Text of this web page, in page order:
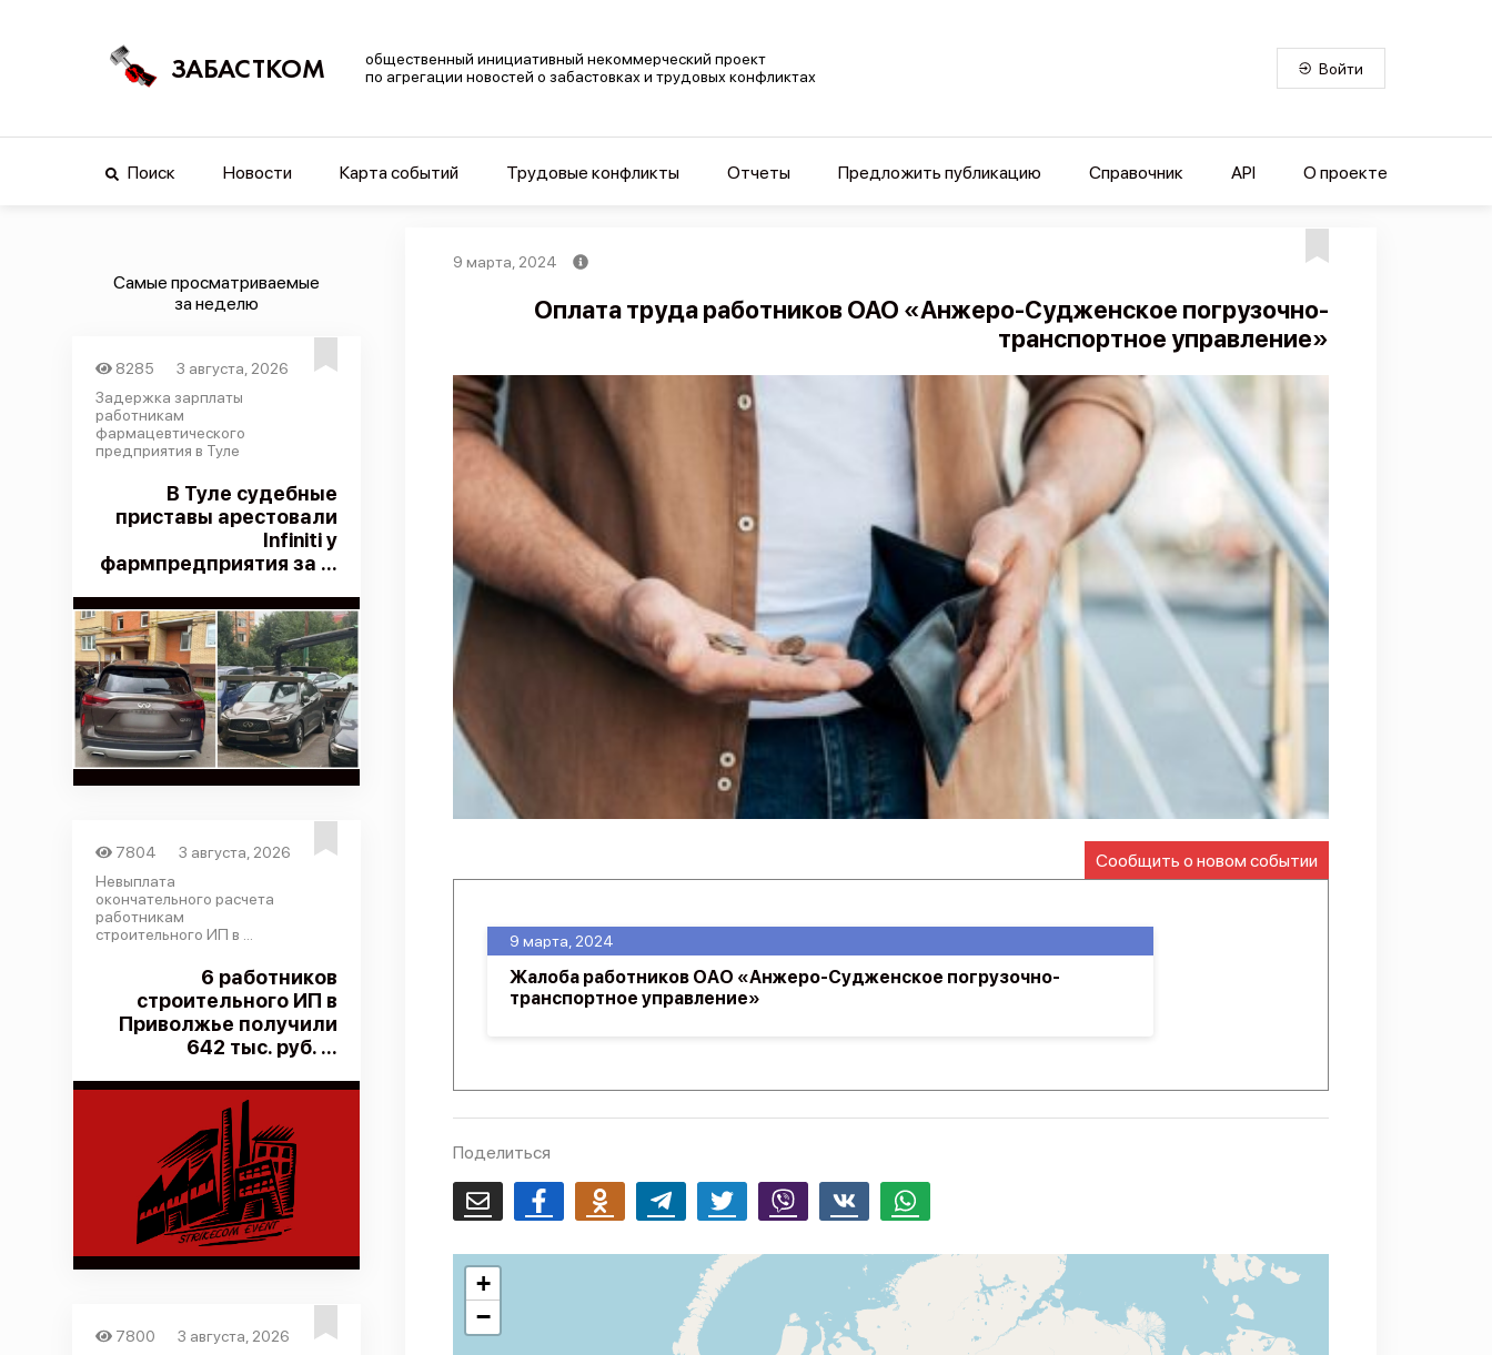
ЗАБАСТКОМ
общественный инициативный некоммерческий проект
по агрегации новостей о забастовках и трудовых конфликтах
Войти
Поиск Новости Карта событий Трудовые конфликты Отчеты Предложить публикацию Справочник API О проекте
Самые просматриваемые
за неделю
8285
3 августа, 2026
Задержка зарплаты
работникам
фармацевтического
предприятия в Туле
В Туле судебные
приставы арестовали
Infiniti у
фармпредприятия за ...
7804
3 августа, 2026
Невыплата
окончательного расчета
работникам
строительного ИП в ...
6 работников
строительного ИП в
Приволжье получили
642 тыс. руб. ...
7800
3 августа, 2026
9 марта, 2024
Оплата труда работников ОАО «Анжеро-Судженское погрузочно-
транспортное управление»
Сообщить о новом событии
9 марта, 2024
Жалоба работников ОАО «Анжеро-Судженское погрузочно-
транспортное управление»
Поделиться
Email FacebookOdnoklassnikiTelegram Twitter Viber Whatsapp
+
−